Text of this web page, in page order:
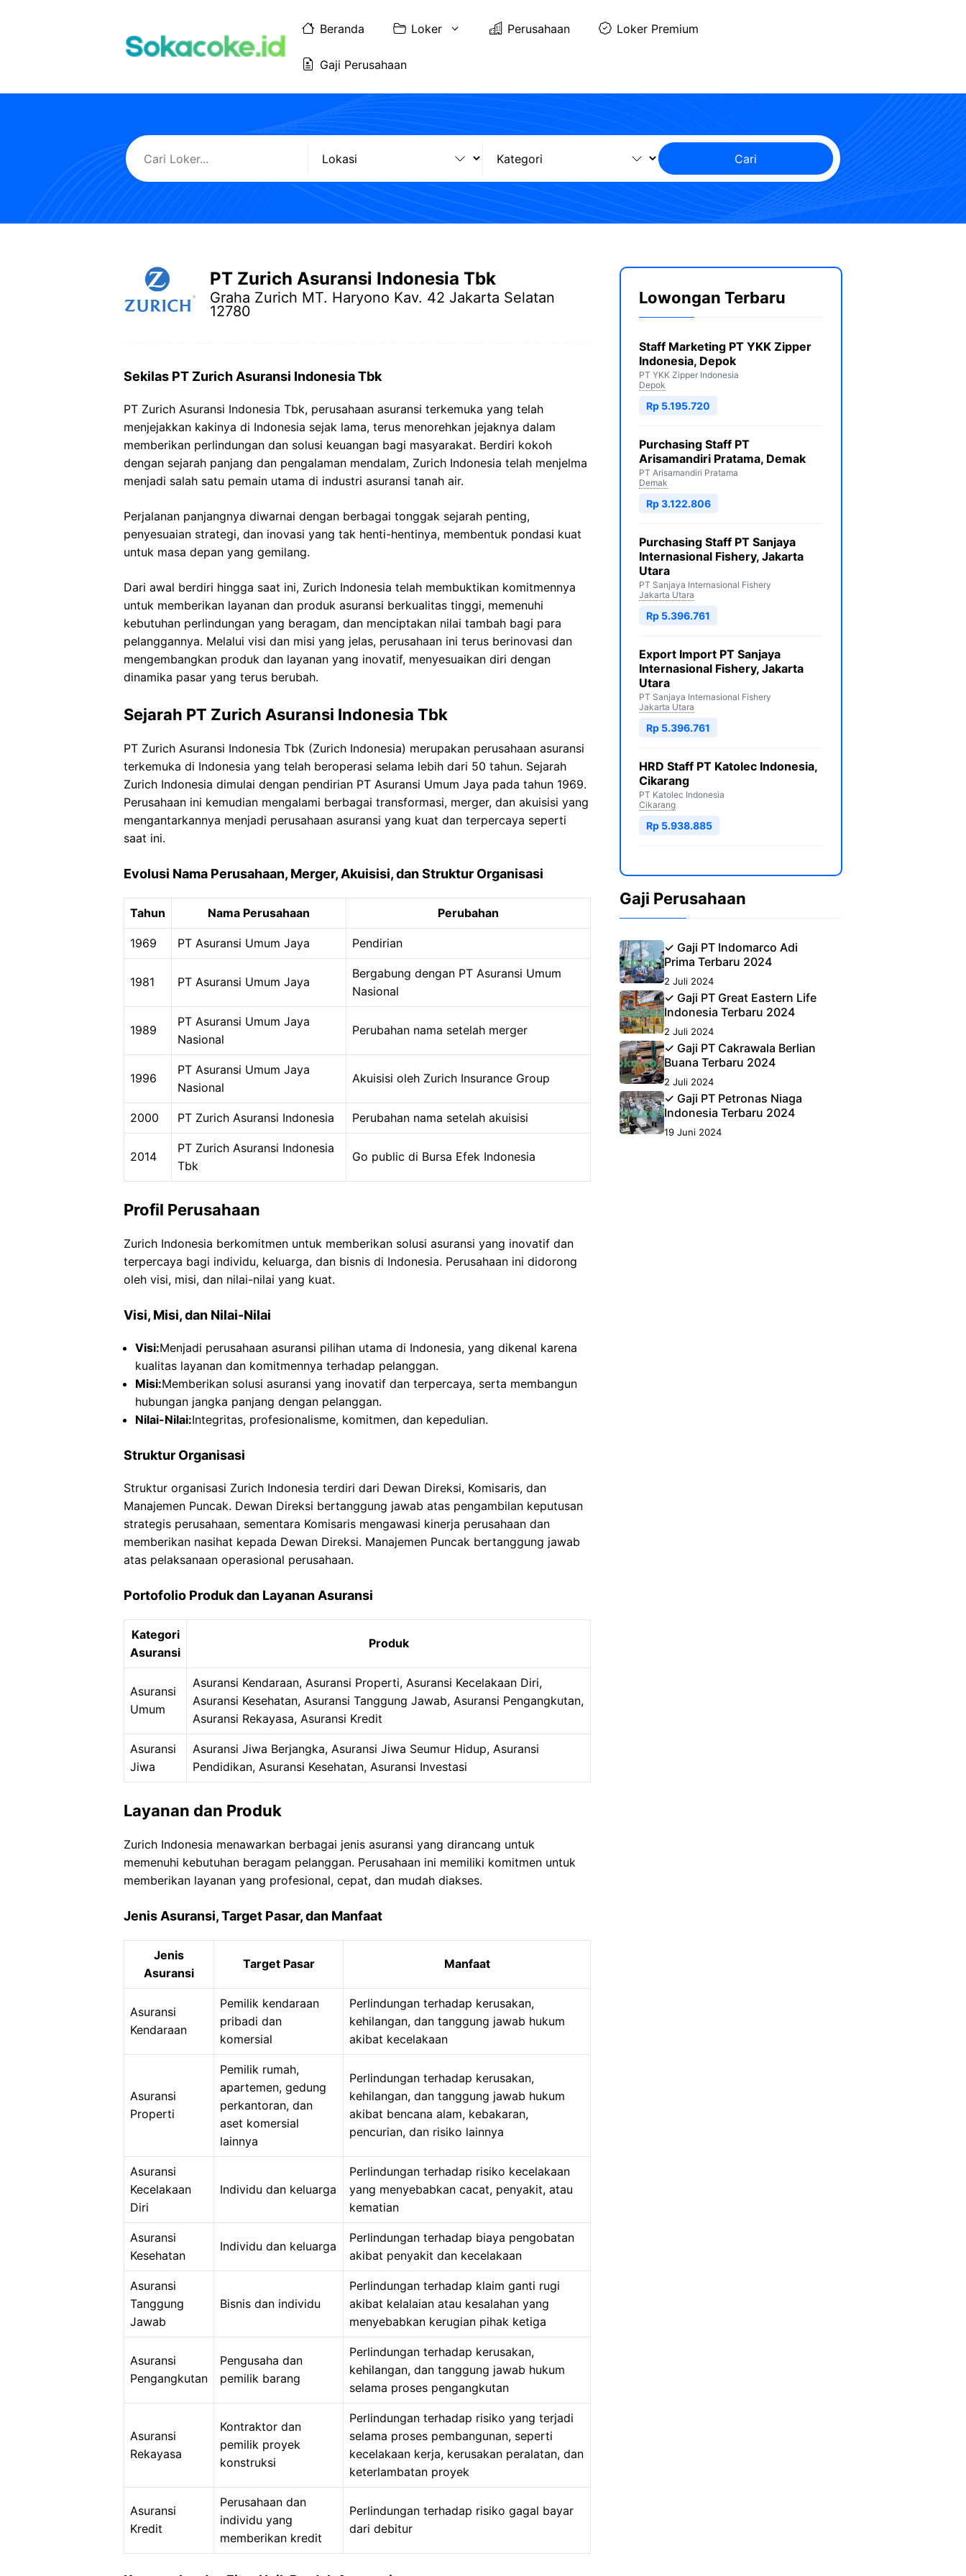
Beranda Loker Perusahaan Loker Premium
Gaji Perusahaan
Cari
PT Zurich Asuransi Indonesia Tbk
Graha Zurich MT. Haryono Kav. 42 Jakarta Selatan
12780
Sekilas PT Zurich Asuransi Indonesia Tbk
PT Zurich Asuransi Indonesia Tbk, perusahaan asuransi terkemuka yang telah
menjejakkan kakinya di Indonesia sejak lama, terus menorehkan jejaknya dalam
memberikan perlindungan dan solusi keuangan bagi masyarakat. Berdiri kokoh
dengan sejarah panjang dan pengalaman mendalam, Zurich Indonesia telah menjelma
menjadi salah satu pemain utama di industri asuransi tanah air.
Perjalanan panjangnya diwarnai dengan berbagai tonggak sejarah penting,
penyesuaian strategi, dan inovasi yang tak henti-hentinya, membentuk pondasi kuat
untuk masa depan yang gemilang.
Dari awal berdiri hingga saat ini, Zurich Indonesia telah membuktikan komitmennya
untuk memberikan layanan dan produk asuransi berkualitas tinggi, memenuhi
kebutuhan perlindungan yang beragam, dan menciptakan nilai tambah bagi para
pelanggannya. Melalui visi dan misi yang jelas, perusahaan ini terus berinovasi dan
mengembangkan produk dan layanan yang inovatif, menyesuaikan diri dengan
dinamika pasar yang terus berubah.
Sejarah PT Zurich Asuransi Indonesia Tbk
PT Zurich Asuransi Indonesia Tbk (Zurich Indonesia) merupakan perusahaan asuransi
terkemuka di Indonesia yang telah beroperasi selama lebih dari 50 tahun. Sejarah
Zurich Indonesia dimulai dengan pendirian PT Asuransi Umum Jaya pada tahun 1969.
Perusahaan ini kemudian mengalami berbagai transformasi, merger, dan akuisisi yang
mengantarkannya menjadi perusahaan asuransi yang kuat dan terpercaya seperti
saat ini.
Evolusi Nama Perusahaan, Merger, Akuisisi, dan Struktur Organisasi
Tahun Nama Perusahaan Perubahan
1969 PT Asuransi Umum Jaya Pendirian
1981 PT Asuransi Umum Jaya
Bergabung dengan PT Asuransi Umum
Nasional
1989
PT Asuransi Umum Jaya
Nasional
Perubahan nama setelah merger
1996
PT Asuransi Umum Jaya
Nasional
Akuisisi oleh Zurich Insurance Group
2000 PT Zurich Asuransi Indonesia Perubahan nama setelah akuisisi
2014
PT Zurich Asuransi Indonesia
Tbk
Go public di Bursa Efek Indonesia
Profil Perusahaan
Zurich Indonesia berkomitmen untuk memberikan solusi asuransi yang inovatif dan
terpercaya bagi individu, keluarga, dan bisnis di Indonesia. Perusahaan ini didorong
oleh visi, misi, dan nilai-nilai yang kuat.
Visi, Misi, dan Nilai-Nilai
Visi:Menjadi perusahaan asuransi pilihan utama di Indonesia, yang dikenal karena
kualitas layanan dan komitmennya terhadap pelanggan.
Misi:Memberikan solusi asuransi yang inovatif dan terpercaya, serta membangun
hubungan jangka panjang dengan pelanggan.
Nilai-Nilai:Integritas, profesionalisme, komitmen, dan kepedulian.
Struktur Organisasi
Struktur organisasi Zurich Indonesia terdiri dari Dewan Direksi, Komisaris, dan
Manajemen Puncak. Dewan Direksi bertanggung jawab atas pengambilan keputusan
strategis perusahaan, sementara Komisaris mengawasi kinerja perusahaan dan
memberikan nasihat kepada Dewan Direksi. Manajemen Puncak bertanggung jawab
atas pelaksanaan operasional perusahaan.
Portofolio Produk dan Layanan Asuransi
Kategori
Asuransi
Produk
Asuransi
Umum
Asuransi Kendaraan, Asuransi Properti, Asuransi Kecelakaan Diri,
Asuransi Kesehatan, Asuransi Tanggung Jawab, Asuransi Pengangkutan,
Asuransi Rekayasa, Asuransi Kredit
Asuransi
Jiwa
Asuransi Jiwa Berjangka, Asuransi Jiwa Seumur Hidup, Asuransi
Pendidikan, Asuransi Kesehatan, Asuransi Investasi
Layanan dan Produk
Zurich Indonesia menawarkan berbagai jenis asuransi yang dirancang untuk
memenuhi kebutuhan beragam pelanggan. Perusahaan ini memiliki komitmen untuk
memberikan layanan yang profesional, cepat, dan mudah diakses.
Jenis Asuransi, Target Pasar, dan Manfaat
Jenis
Asuransi
Target Pasar Manfaat
Asuransi
Kendaraan
Pemilik kendaraan
pribadi dan
komersial
Perlindungan terhadap kerusakan,
kehilangan, dan tanggung jawab hukum
akibat kecelakaan
Asuransi
Properti
Pemilik rumah,
apartemen, gedung
perkantoran, dan
aset komersial
lainnya
Perlindungan terhadap kerusakan,
kehilangan, dan tanggung jawab hukum
akibat bencana alam, kebakaran,
pencurian, dan risiko lainnya
Asuransi
Kecelakaan
Diri
Individu dan keluarga
Perlindungan terhadap risiko kecelakaan
yang menyebabkan cacat, penyakit, atau
kematian
Asuransi
Kesehatan
Individu dan keluarga
Perlindungan terhadap biaya pengobatan
akibat penyakit dan kecelakaan
Asuransi
Tanggung
Jawab
Bisnis dan individu
Perlindungan terhadap klaim ganti rugi
akibat kelalaian atau kesalahan yang
menyebabkan kerugian pihak ketiga
Asuransi
Pengangkutan
Pengusaha dan
pemilik barang
Perlindungan terhadap kerusakan,
kehilangan, dan tanggung jawab hukum
selama proses pengangkutan
Asuransi
Rekayasa
Kontraktor dan
pemilik proyek
konstruksi
Perlindungan terhadap risiko yang terjadi
selama proses pembangunan, seperti
kecelakaan kerja, kerusakan peralatan, dan
keterlambatan proyek
Asuransi
Kredit
Perusahaan dan
individu yang
memberikan kredit
Perlindungan terhadap risiko gagal bayar
dari debitur
Lowongan Terbaru
Staff Marketing PT YKK Zipper
Indonesia, Depok
PT YKK Zipper Indonesia
Depok
Rp 5.195.720
Purchasing Staff PT
Arisamandiri Pratama, Demak
PT Arisamandiri Pratama
Demak
Rp 3.122.806
Purchasing Staff PT Sanjaya
Internasional Fishery, Jakarta
Utara
PT Sanjaya Internasional Fishery
Jakarta Utara
Rp 5.396.761
Export Import PT Sanjaya
Internasional Fishery, Jakarta
Utara
PT Sanjaya Internasional Fishery
Jakarta Utara
Rp 5.396.761
HRD Staff PT Katolec Indonesia,
Cikarang
PT Katolec Indonesia
Cikarang
Rp 5.938.885
Gaji Perusahaan
✓ Gaji PT Indomarco Adi
Prima Terbaru 2024
2 Juli 2024
✓ Gaji PT Great Eastern Life
Indonesia Terbaru 2024
2 Juli 2024
✓ Gaji PT Cakrawala Berlian
Buana Terbaru 2024
2 Juli 2024
✓ Gaji PT Petronas Niaga
Indonesia Terbaru 2024
19 Juni 2024